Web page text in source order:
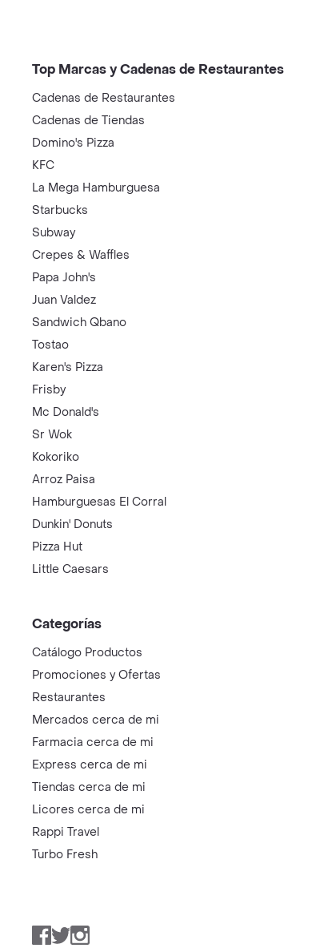
Top Marcas y Cadenas de Restaurantes
Cadenas de Restaurantes
Cadenas de Tiendas
Domino's Pizza
KFC
La Mega Hamburguesa
Starbucks
Subway
Crepes & Waffles
Papa John's
Juan Valdez
Sandwich Qbano
Tostao
Karen's Pizza
Frisby
Mc Donald's
Sr Wok
Kokoriko
Arroz Paisa
Hamburguesas El Corral
Dunkin' Donuts
Pizza Hut
Little Caesars
Categorías
Catálogo Productos
Promociones y Ofertas
Restaurantes
Mercados cerca de mi
Farmacia cerca de mi
Express cerca de mi
Tiendas cerca de mi
Licores cerca de mi
Rappi Travel
Turbo Fresh
Facebook
TwitterInstagram